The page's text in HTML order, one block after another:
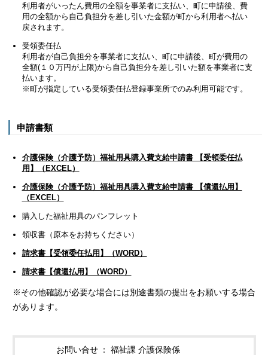
利用者がいったん費用の全額を事業者に支払い、町に申請後、費
用の全額から自己負担分を差し引いた金額が町から利用者へ払い
戻されます。
受領委任払
利用者が自己負担分を事業者に支払い、町に申請後、町が費用の
全額(１０万円が上限)から自己負担分を差し引いた額を事業者に支
払います。
※町が指定している受領委任払登録事業所でのみ利用可能です。
申請書類
介護保険（介護予防）福祉用具購入費支給申請書 【受領委任払
用】（EXCEL）
介護保険（介護予防）福祉用具購入費支給申請書 【償還払用】
（EXCEL）
購入した福祉用具のパンフレット
領収書（原本をお持ちください）
請求書【受領委任払用】（WORD）
請求書【償還払用】（WORD）
※その他確認が必要な場合には別途書類の提出をお願いする場合
があります。
お問い合せ
福祉課 介護保険係